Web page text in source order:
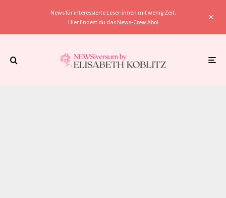
News für interessierte Leser:innen mit wenig Zeit.
Hier findest du das News-Crew Abo!